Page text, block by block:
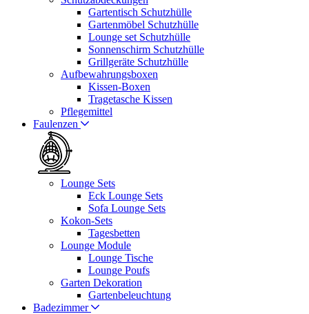
Gartentisch Schutzhülle
Gartenmöbel Schutzhülle
Lounge set Schutzhülle
Sonnenschirm Schutzhülle
Grillgeräte Schutzhülle
Aufbewahrungsboxen
Kissen-Boxen
Tragetasche Kissen
Pflegemittel
Faulenzen
Lounge Sets
Eck Lounge Sets
Sofa Lounge Sets
Kokon-Sets
Tagesbetten
Lounge Module
Lounge Tische
Lounge Poufs
Garten Dekoration
Gartenbeleuchtung
Badezimmer